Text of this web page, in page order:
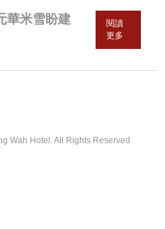
華米雪盼建
閱讀
更多
Wah Hotel. All Rights Reserved